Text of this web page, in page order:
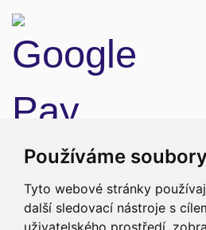
Používáme
Tyto webové stránky
další sledovací nástroje s
uživatelského prostředí,
Doprava